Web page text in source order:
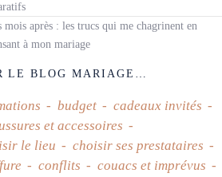
mois après : les trucs qui me chagrinent en
à mon mariage
LE BLOG MARIAGE…
budget
cadeaux invités
et accessoires
le lieu
choisir ses prestataires
conflits
couacs et imprévus